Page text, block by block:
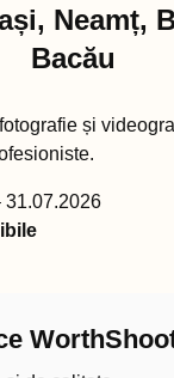
Neamț,
Bacău
și
31.07.2026